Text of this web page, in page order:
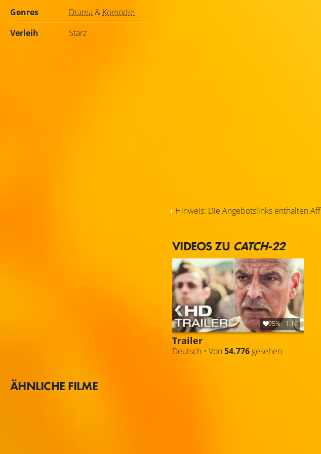
Genres Drama & Komödie
Verleih
Starz
Hinweis: Die Angebotslinks enthalten
VIDEOS ZU CATCH-22
95% 1:16
Trailer
Deutsch • Von54.776 gesehen
ÄHNLICHE FILME